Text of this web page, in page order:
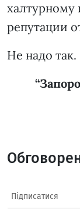
халтурному
репутации
Не надо так.
Підписатися